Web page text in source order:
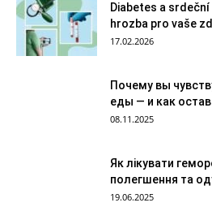
Diabetes a
hrozba pro vaše
17.02.2026
Почему вы
еды — и как
08.11.2025
Як лікувати
полегшення та
19.06.2025